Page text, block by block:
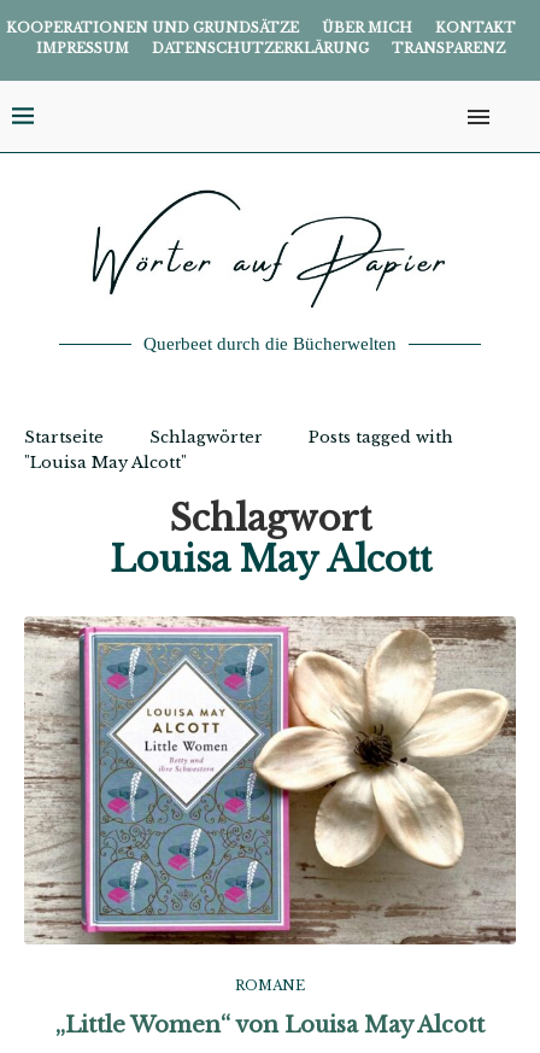
KOOPERATIONEN UND GRUNDSÄTZE ÜBER MICH
KONTAKT
IMPRESSUM
DATENSCHUTZERKLÄRUNG TRANSPARENZ
Querbeet durch die Bücherwelten
Startseite Schlagwörter
Posts tagged with
"Louisa May Alcott"
Schlagwort
Louisa May Alcott
ROMANE
„Little Women“ von Louisa May Alcott